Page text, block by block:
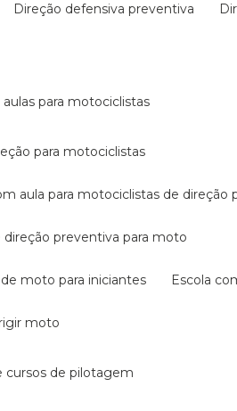
direção defensiva preventiva
aulas para motociclistas
para motociclistas
aula para motociclistas de direção
direção preventiva para moto
de moto para iniciantes escola
moto
cursos de pilotagem